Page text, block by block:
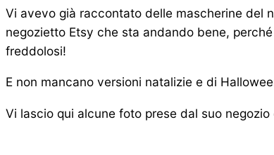
Vi avevo già raccontato delle mascherine del
negozietto Etsy che sta andando bene,
freddolosi!
E non mancano versioni natalizie e di
Vi lascio qui alcune foto prese dal suo